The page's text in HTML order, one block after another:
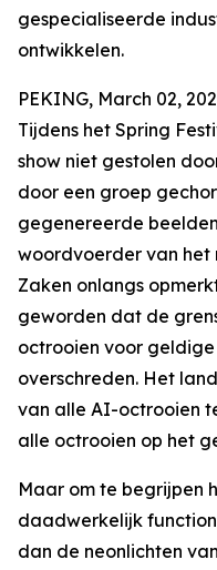
gespecialiseerde
ontwikkelen.
PEKING, March 02,
Tijdens het Spring
show niet gestolen
door een groep
gegenereerde
woordvoerder van het
Zaken onlangs
geworden dat de
octrooien voor
overschreden. Het
van alle AI-octrooien
alle octrooien op het
Maar om te begrijpen
daadwerkelijk
dan de neonlichten